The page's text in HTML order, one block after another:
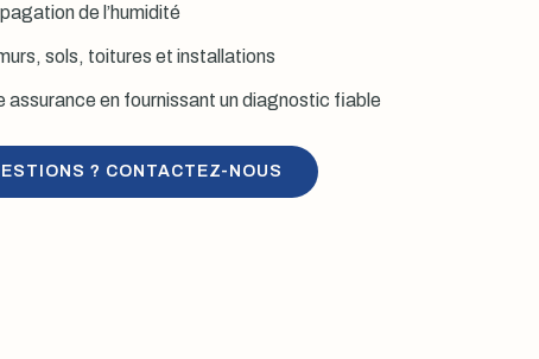
de l’humidité
sols, toitures et installations
assurance en fournissant un diagnostic fiable
? CONTACTEZ-NOUS